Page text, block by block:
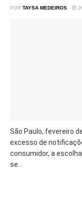
POR TAYSA MEDEIROS
São Paulo, fevereiro
excesso de
consumidor, a
se...